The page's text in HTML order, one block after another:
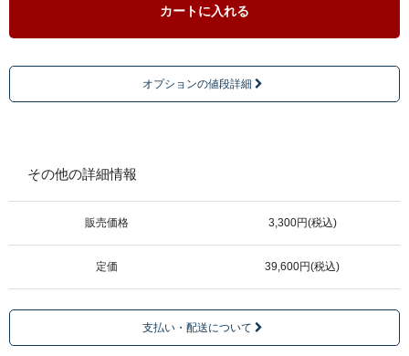
カートに入れる
オプションの値段詳細
その他の詳細情報
販売価格 3,300円(税込)
定価 39,600円(税込)
支払い・配送について